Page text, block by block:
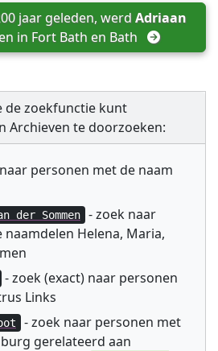
jaar geleden, werd Adriaan
in Fort Bath en Bath
de zoekfunctie kunt
Archieven te doorzoeken:
personen met de naam
der Sommen
- zoek naar
Helena, Maria,
- zoek (exact) naar personen
Links
- zoek naar personen met
gerelateerd aan